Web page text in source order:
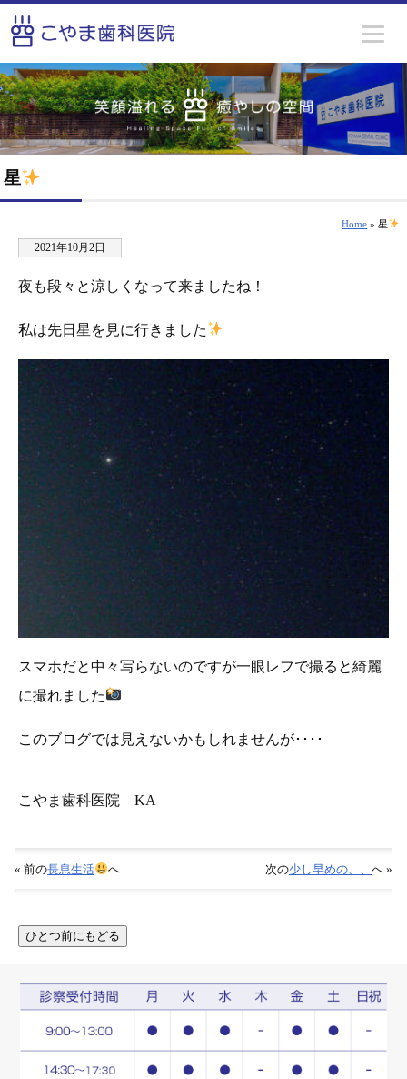
星
Home » 星
2021年10月2日
夜も段々と涼しくなって来ましたね！
私は先日星を見に行きました
スマホだと中々写らないのですが一眼レフで撮ると綺麗
に撮れました
このブログでは見えないかもしれませんが････
こやま歯科医院 KA
« 前の長息生活 へ 次の少し早めの、、 へ »